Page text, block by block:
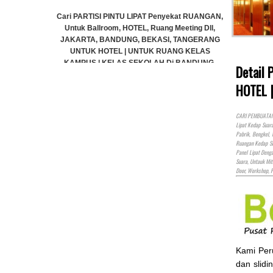
Detail
HOTEL
CARI
Lipat Kedap
Pabrik, Bengkel,
Ruangan Kedap
Panel Lipat
Suara, Untauk
Door, Workshop,
Kami
dan
RUANGAN,
Cari
Untuk